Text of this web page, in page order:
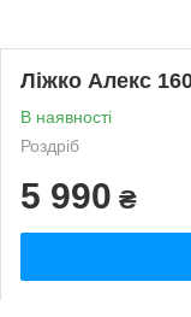
Ліжко Алекс
В наявності
Роздріб
5 990 ₴